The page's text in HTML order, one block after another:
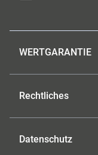
WERTGARANTIE
Rechtliches
Datenschutz